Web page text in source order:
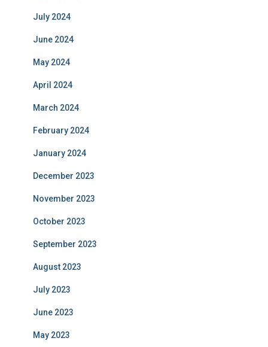
July 2024
June 2024
May 2024
April 2024
March 2024
February 2024
January 2024
December 2023
November 2023
October 2023
September 2023
August 2023
July 2023
June 2023
May 2023